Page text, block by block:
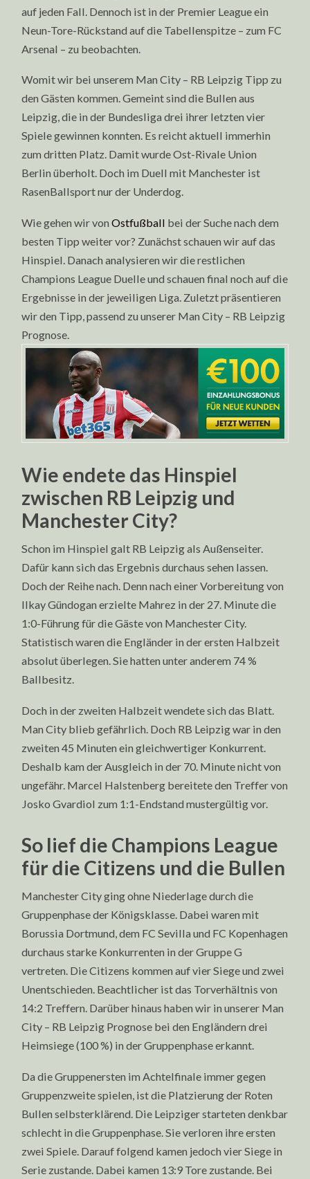
auf jeden Fall. Dennoch ist in der Premier League ein
Neun-Tore-Rückstand auf die Tabellenspitze – zum FC
Arsenal – zu beobachten.
Womit wir bei unserem Man City – RB Leipzig Tipp zu
den Gästen kommen. Gemeint sind die Bullen aus
Leipzig, die in der Bundesliga drei ihrer letzten vier
Spiele gewinnen konnten. Es reicht aktuell immerhin
zum dritten Platz. Damit wurde Ost-Rivale Union
Berlin überholt. Doch im Duell mit Manchester ist
RasenBallsport nur der Underdog.
Wie gehen wir vonOstfußball bei der Suche nach dem
besten Tipp weiter vor? Zunächst schauen wir auf das
Hinspiel. Danach analysieren wir die restlichen
Champions League Duelle und schauen final noch auf die
Ergebnisse in der jeweiligen Liga. Zuletzt präsentieren
wir den Tipp, passend zu unserer Man City – RB Leipzig
Prognose.
Wie endete das Hinspiel
zwischen RB Leipzig und
Manchester City?
Schon im Hinspiel galt RB Leipzig als Außenseiter.
Dafür kann sich das Ergebnis durchaus sehen lassen.
Doch der Reihe nach. Denn nach einer Vorbereitung von
Ilkay Gündogan erzielte Mahrez in der 27. Minute die
1:0-Führung für die Gäste von Manchester City.
Statistisch waren die Engländer in der ersten Halbzeit
absolut überlegen. Sie hatten unter anderem 74 %
Ballbesitz.
Doch in der zweiten Halbzeit wendete sich das Blatt.
Man City blieb gefährlich. Doch RB Leipzig war in den
zweiten 45 Minuten ein gleichwertiger Konkurrent.
Deshalb kam der Ausgleich in der 70. Minute nicht von
ungefähr. Marcel Halstenberg bereitete den Treffer von
Josko Gvardiol zum 1:1-Endstand mustergültig vor.
So lief die Champions League
für die Citizens und die Bullen
Manchester City ging ohne Niederlage durch die
Gruppenphase der Königsklasse. Dabei waren mit
Borussia Dortmund, dem FC Sevilla und FC Kopenhagen
durchaus starke Konkurrenten in der Gruppe G
vertreten. Die Citizens kommen auf vier Siege und zwei
Unentschieden. Beachtlicher ist das Torverhältnis von
14:2 Treffern. Darüber hinaus haben wir in unserer Man
City – RB Leipzig Prognose bei den Engländern drei
Heimsiege (100 %) in der Gruppenphase erkannt.
Da die Gruppenersten im Achtelfinale immer gegen
Gruppenzweite spielen, ist die Platzierung der Roten
Bullen selbsterklärend. Die Leipziger starteten denkbar
schlecht in die Gruppenphase. Sie verloren ihre ersten
zwei Spiele. Darauf folgend kamen jedoch vier Siege in
Serie zustande. Dabei kamen 13:9 Tore zustande. Bei